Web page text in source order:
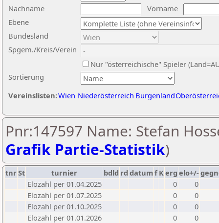
Nachname
Vorname
Ebene
Sortierung
Bundesland
Spgem./Kreis/Verein
Nur "österreichische" Spieler
Vereinslisten:Wien Niederösterreich Burgenland
Pnr:147597 Name: Stefan
Grafik Partie-Statistik)
tnrSt turnier bdld rd datumf Kerg elo+/-
Elozahl per 01.04.2025
0
0
Elozahl per 01.07.2025
0
0
Elozahl per 01.10.2025
0
0
Elozahl per 01.01.2026
0
0